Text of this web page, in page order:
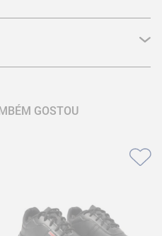
GOSTOU